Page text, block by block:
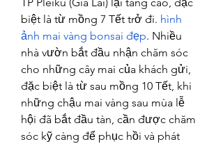
biệt là từ mồng 7 Tết trở đi. hình
ảnh mai vàng bonsai đẹp. Nhiều
nhà vườn bắt đầu nhận chăm sóc
cho những cây mai của khách gửi,
đặc biệt là từ sau mồng 10 Tết, khi
những chậu mai vàng sau mùa lễ
hội đã bắt đầu tàn, cần được chăm
sóc kỹ càng để phục hồi và phát